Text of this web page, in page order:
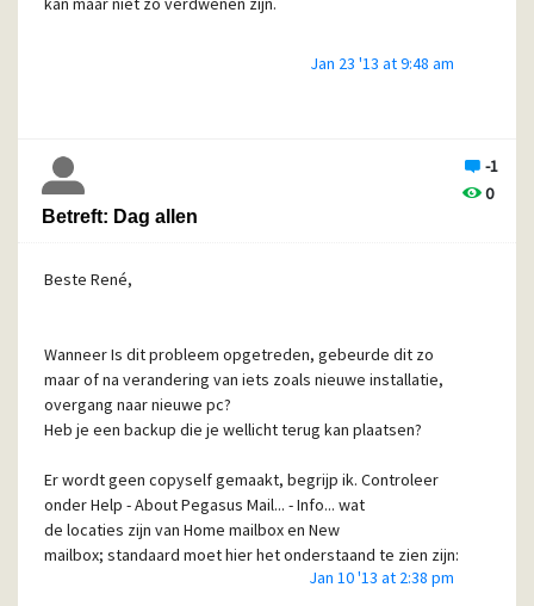
Jan 23 '13 at 9:48 am
-1
0
Betreft: Dag allen
Beste René,
Wanneer Is dit probleem opgetreden, gebeurde dit zo
maar of na verandering van iets zoals nieuwe installatie,
overgang naar nieuwe pc?
Heb je een backup die je wellicht terug kan plaatsen?
Er wordt geen copyself gemaakt, begrijp ik. Controleer
onder Help - About Pegasus Mail... - Info... wat
de locaties zijn van Home mailbox en New
mailbox; standaard moet hier het onderstaand te zien zijn:
Home mailbox location: C:\PMAIL\MAIL\Jan 10 '13 at 2:38 pm